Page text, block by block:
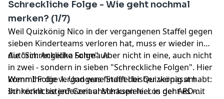
Schreckliche Folge - Wie geht nochmal
merken? (1/7)
Weil Quizkönig Nico in der vergangenen Staffel gegen
sieben Kinderteams verloren hat, muss er wieder in
die "Schreckliche Folge". Aber nicht in eine, auch nicht
in zwei - sondern in sieben "Schreckliche Folgen". Hier
kommt Folge 1. Und was findet der Quizkönig am
schrecklichsten? Genau! Merkspiele. Los geht es mit
Autorin: Angelika Schmaus
Wenn Ihr die vergangene Staffel bisher verpasst habt:
Ihr könnt sie jederzeit anschauenhierin der ARD-